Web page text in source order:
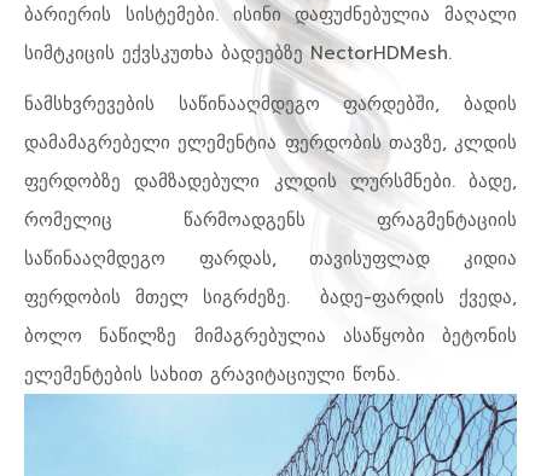
ბარიერის სისტემები. ისინი დაფუძნებულია მაღალი
სიმტკიცის ექვსკუთხა ბადეებზე NectorHDMesh.
ნამსხვრევების საწინააღმდეგო ფარდებში, ბადის
დამამაგრებელი ელემენტია ფერდობის თავზე, კლდის
ფერდობზე დამზადებული კლდის ლურსმნები. ბადე,
რომელიც წარმოადგენს ფრაგმენტაციის
საწინააღმდეგო ფარდას, თავისუფლად კიდია
ფერდობის მთელ სიგრძეზე. ბადე-ფარდის ქვედა,
ბოლო ნაწილზე მიმაგრებულია ასაწყობი ბეტონის
ელემენტების სახით გრავიტაციული წონა.